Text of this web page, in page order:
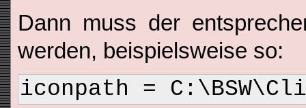
Dann muss der
werden, beispielsweise so:
iconpath =